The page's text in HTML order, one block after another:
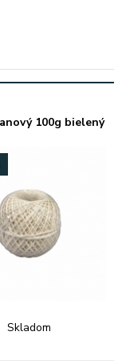
100g bielený
Skladom